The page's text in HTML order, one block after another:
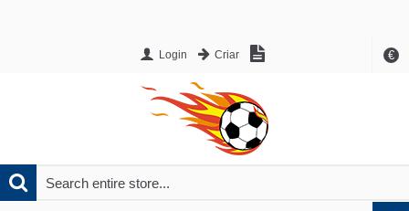
€
Login Criar